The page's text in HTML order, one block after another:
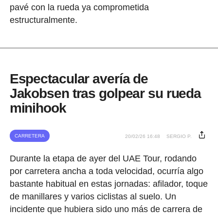
pavé con la rueda ya comprometida
estructuralmente.
Espectacular avería de
Jakobsen tras golpear su rueda
minihook
CARRETERA 20/02/26 16:48 SERGIO P.
Durante la etapa de ayer del UAE Tour, rodando
por carretera ancha a toda velocidad, ocurría algo
bastante habitual en estas jornadas: afilador, toque
de manillares y varios ciclistas al suelo. Un
incidente que hubiera sido uno más de carrera de